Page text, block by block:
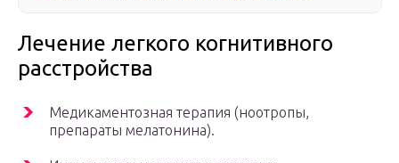
Лечение легкого когнитивного
расстройства
Медикаментозная терапия (ноотропы,
препараты мелатонина).